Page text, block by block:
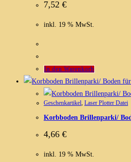
7,52 €
inkl. 19 % MwSt.
In den Warenkorb
Geschenkartikel Laser Plotter Datei
Korbboden Brillenparki/
4,66 €
inkl. 19 % MwSt.